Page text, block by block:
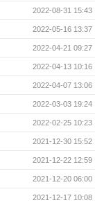
2022-08-31 15:43
2022-05-16 13:37
2022-04-21 09:27
2022-04-13 10:16
2022-04-07 13:06
2022-03-03 19:24
2022-02-25 10:23
2021-12-30 15:52
2021-12-22 12:59
2021-12-20 06:00
2021-12-17 10:08